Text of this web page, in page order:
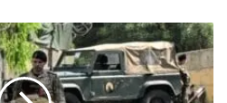
الجيش
اللبناني:
إسرائيل
تعرقل